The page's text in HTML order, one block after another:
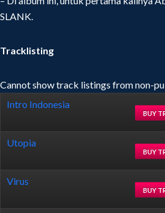
SLANK.
Tracklisting
Cannot show track listings from non-
Intro Indonesia
BUY
Utopia
BUY
Virus
BUY